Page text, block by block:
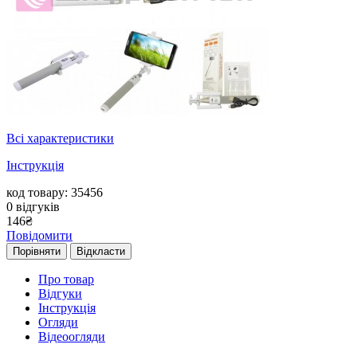
Всі характеристики
Інструкція
код товару: 35456
0 відгуків
146₴
Повідомити
Порівняти Відкласти
Про товар
Відгуки
Інструкція
Огляди
Відеоогляди